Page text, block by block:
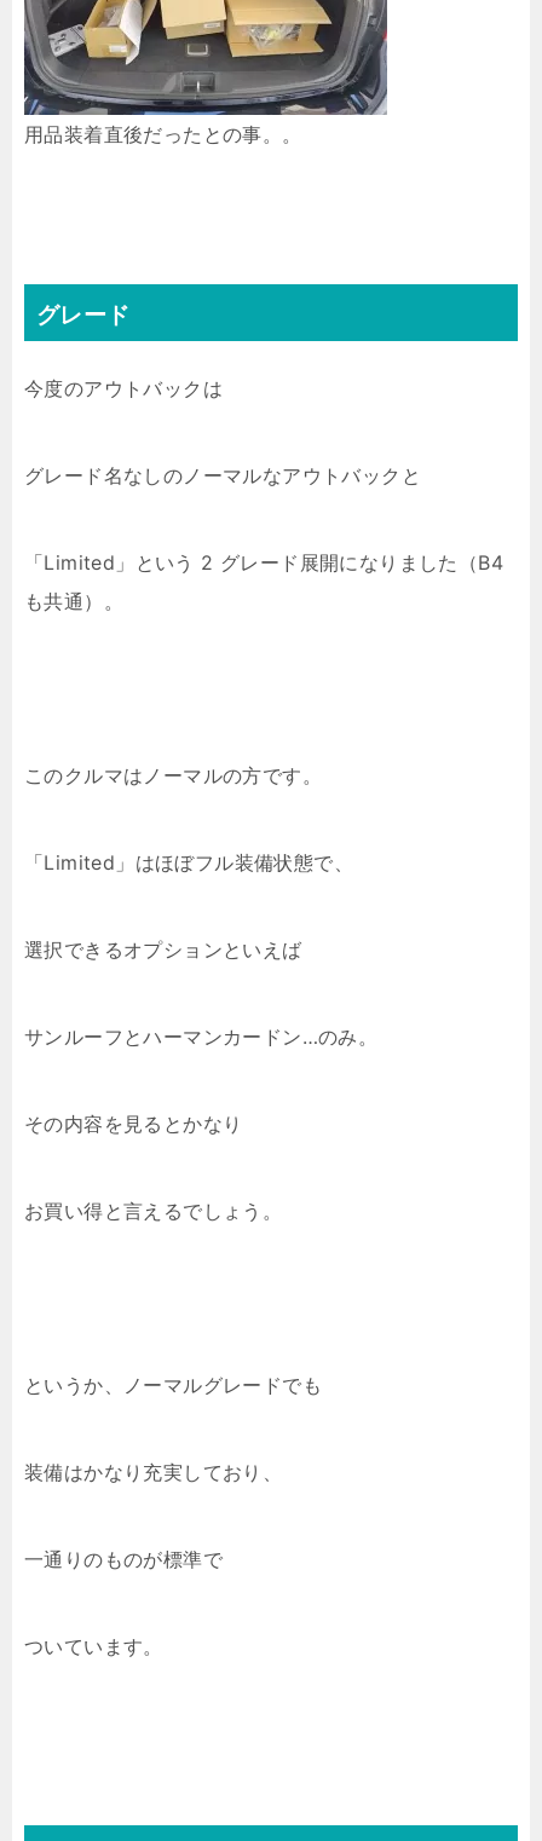
用品装着直後だったとの事。。
グレード
今度のアウトバックは
グレード名なしのノーマルなアウトバックと
「Limited」という 2 グレード展開になりました（B4
も共通）。
このクルマはノーマルの方です。
「Limited」はほぼフル装備状態で、
選択できるオプションといえば
サンルーフとハーマンカードン…のみ。
その内容を見るとかなり
お買い得と言えるでしょう。
というか、ノーマルグレードでも
装備はかなり充実しており、
一通りのものが標準で
ついています。